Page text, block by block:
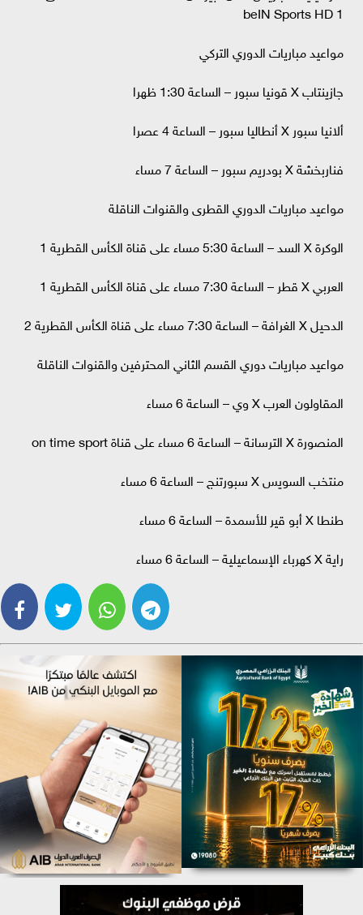
beIN Sports HD 1
مواعيد مباريات الدوري التركي
جازينتاب X قونيا سبور – الساعة 1:30 ظهرا
ألانيا سبور X أنطاليا سبور – الساعة 4 عصرا
فناربخشة X بودريم سبور – الساعة 7 مساء
مواعيد مباريات الدوري القطرى والقنوات الناقلة
الوكرة X السد – الساعة 5:30 مساء على قناة الكأس القطرية 1
العربي X قطر – الساعة 7:30 مساء على قناة الكأس القطرية 1
الدحيل X الغرافة – الساعة 7:30 مساء على قناة الكأس القطرية 2
مواعيد مباريات دوري القسم الثاني المحترفين والقنوات الناقلة
المقاولون العرب X وي – الساعة 6 مساء
المنصورة X الترسانة – الساعة 6 مساء على قناة on time sport
منتخب السويس X سبورتنج – الساعة 6 مساء
طنطا‏ X أبو قير للأسمدة – الساعة 6 مساء
راية X كهرباء الإسماعيلية – الساعة 6 مساء